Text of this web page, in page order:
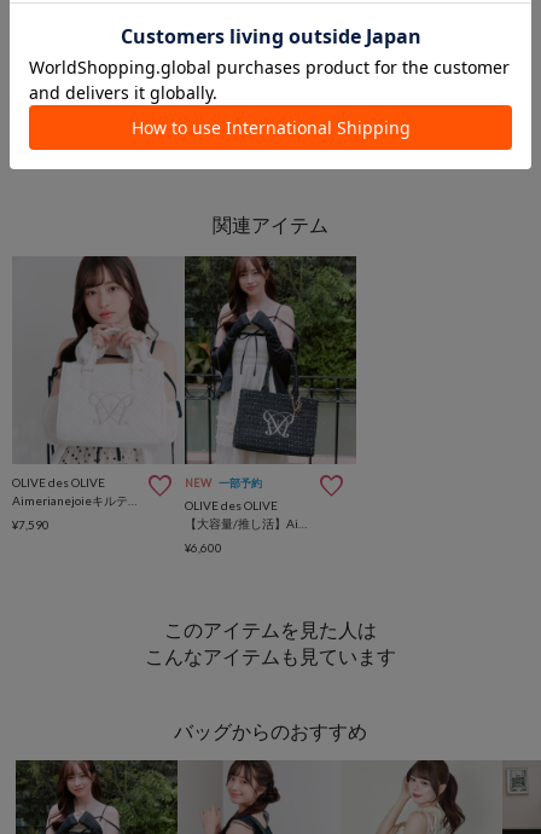
OLIVE des OLIVE
OLIVE des OLIVE
OLIVE des OLIVE
¥7,590
NEW 一部予約
OLIVE des OLIVE
¥6,600
このアイテムを見た人は
こんなアイテムも見ています
バッグからのおすすめ